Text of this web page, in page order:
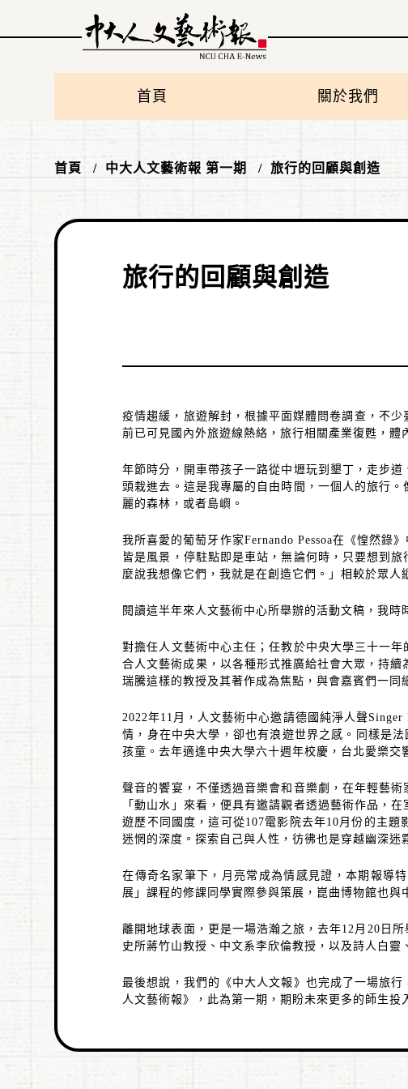
首頁 關於我們
首頁 中大人文藝術報 第一期 旅行的回顧與創造
旅行的回顧與創造
疫情趨緩，旅遊解封，根據平面媒體問卷調查，不
前已可見國內外旅遊線熱絡，旅行相關產業復甦，體
年節時分，開車帶孩子一路從中壢玩到墾丁，走步
頭栽進去。這是我專屬的自由時間，一個人的旅行
麗的森林，或者島嶼。
我所喜愛的葡萄牙作家Fernando Pessoa在《惶然錄
皆是風景，停駐點即是車站，無論何時，只要想到
麼說我想像它們，我就是在創造它們。」相較於眾
閱讀這半年來人文藝術中心所舉辦的活動文稿，我
對擔任人文藝術中心主任；任教於中央大學三十一
合人文藝術成果，以各種形式推廣給社會大眾，持續
瑞騰這樣的教授及其著作成為焦點，與會嘉賓們一同
2022年11 月，人文藝術中心邀請德國純淨人聲Singer
情，身在中央大學，卻也有浪遊世界之感。同樣是
孩童。去年適逢中央大學六十週年校慶，台北愛樂
聲音的饗宴，不僅透過音樂會和音樂劇，在年輕藝
「動山水」來看，便具有邀請觀者透過藝術作品，
遊歷不同國度，這可從107電影院去年10月份的主題
迷惘的深度。探索自己與人性，彷彿也是穿越幽深迷
在傳奇名家筆下，月亮常成為情感見證，本期報導
展」課程的修課同學實際參與策展，崑曲博物館也
離開地球表面，更是一場浩瀚之旅，去年12月 20 日
史所蔣竹山教授、中文系李欣倫教授，以及詩人白
最後想說，我們的《中大人文報》也完成了一場旅
人文藝術報》，此為第一期，期盼未來更多的師生